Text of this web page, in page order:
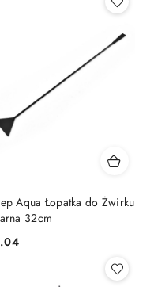
Aqua Łopatka do Żwirku
32cm